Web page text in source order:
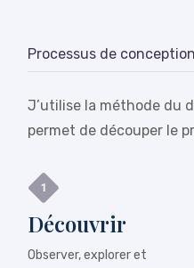
Processus de conception
J’utilise la méthode du
permet de découper le
Découvrir
Observer, explorer et